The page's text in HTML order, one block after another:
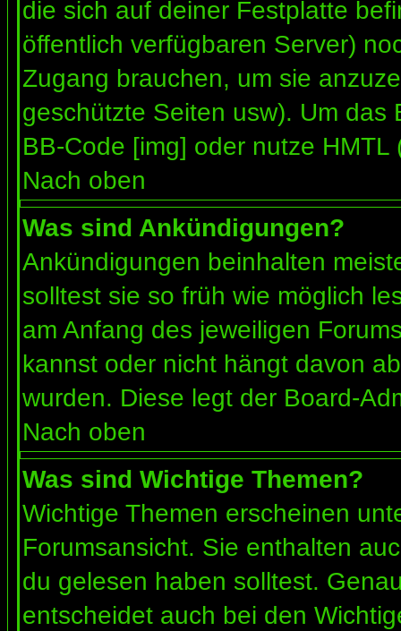
die sich auf deiner Festplatte
öffentlich verfügbaren Server)
Zugang brauchen, um sie
geschützte Seiten usw). Um
BB-Code [img] oder nutze HMTL
Nach oben
Was sind Ankündigungen?
Ankündigungen beinhalten
solltest sie so früh wie möglich
am Anfang des jeweiligen
kannst oder nicht hängt davon
wurden. Diese legt der Board-
Nach oben
Was sind Wichtige Themen?
Wichtige Themen erscheinen
Forumsansicht. Sie enthalten
du gelesen haben solltest.
entscheidet auch bei den